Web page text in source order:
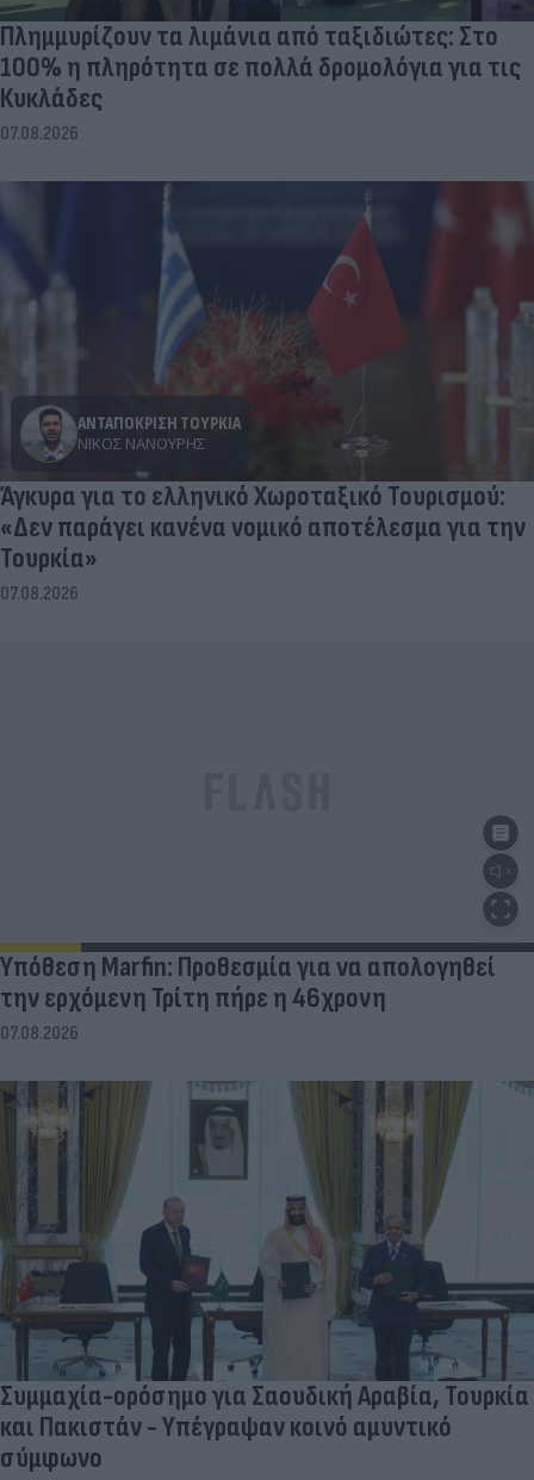
Πλημμυρίζουν τα λιμάνια από ταξιδιώτες: Στο
100% η πληρότητα σε πολλά δρομολόγια για τις
Κυκλάδες
07.08.2026
ΑΝΤΑΠΟΚΡΙΣΗ ΤΟΥΡΚΙΑ
ΝΊΚΟΣ ΝΑΝΟΎΡΗΣ
Άγκυρα για το ελληνικό Χωροταξικό Τουρισμού:
«Δεν παράγει κανένα νομικό αποτέλεσμα για την
Τουρκία»
07.08.2026
Υπόθεση Marfin: Προθεσμία για να απολογηθεί
την ερχόμενη Τρίτη πήρε η 46χρονη
07.08.2026
Συμμαχία-ορόσημο για Σαουδική Αραβία, Τουρκία
και Πακιστάν - Υπέγραψαν κοινό αμυντικό
σύμφωνο